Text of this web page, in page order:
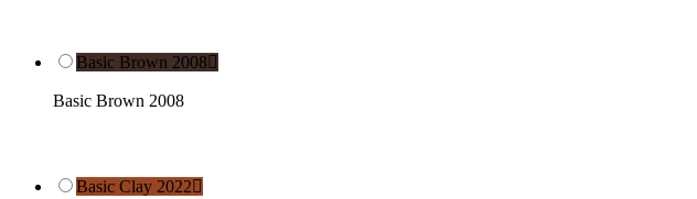
Basic Brown 2008
Basic Brown 2008
Basic Clay 2022